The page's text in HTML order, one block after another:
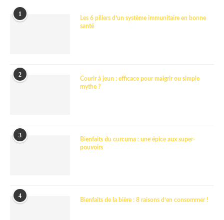
1
Les 6 piliers d’un système immunitaire en bonne
santé
2
Courir à jeun : efficace pour maigrir ou simple
mythe ?
3
Bienfaits du curcuma : une épice aux super-
pouvoirs
4
Bienfaits de la bière : 8 raisons d’en consommer !